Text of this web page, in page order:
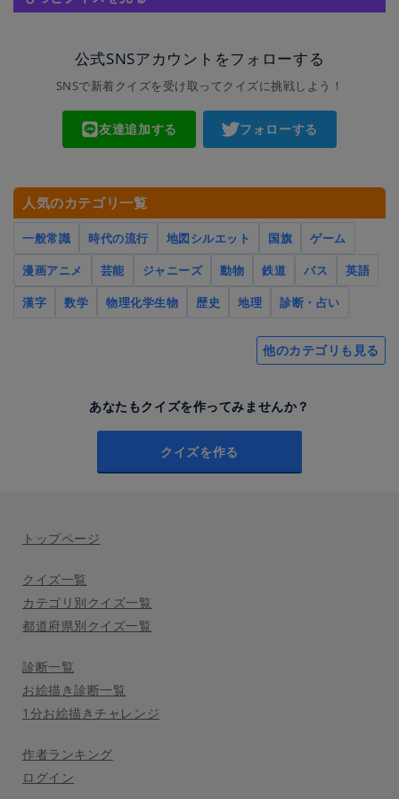
公式SNSアカウントをフォローする
SNSで新着クイズを受け取ってクイズに挑戦しよう！
友達追加する フォローする
人気のカテゴリ一覧
一般常識 時代の流行 地図シルエット 国旗
ゲーム
漫画アニメ
芸能 ジャニーズ 動物 鉄道 バス
英語
漢字
数学 物理化学生物 歴史 地理 診断・占い
他のカテゴリも見る
あなたもクイズを作ってみませんか？
クイズを作る
トップページ
クイズ一覧
カテゴリ別クイズ一覧
都道府県別クイズ一覧
診断一覧
お絵描き診断一覧
1分お絵描きチャレンジ
作者ランキング
ログイン